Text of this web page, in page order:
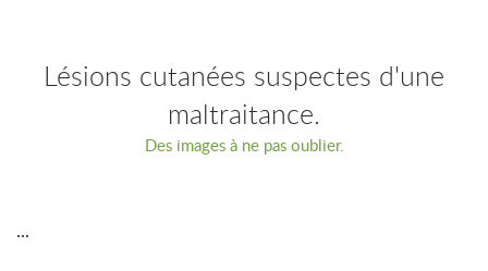
Lésions cutanées suspectes d'une
maltraitance.
Des images à ne pas oublier.
...